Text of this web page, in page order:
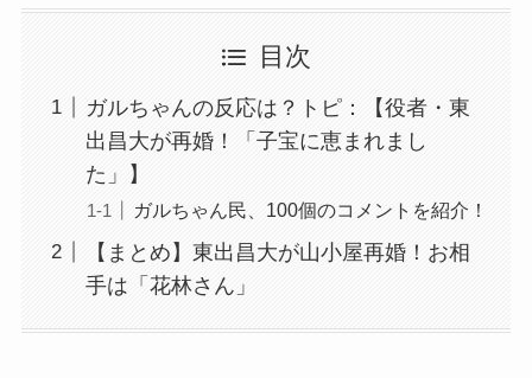
目次
ガルちゃんの反応は？トピ：【役者・東
出昌大が再婚！「子宝に恵まれまし
た」】
ガルちゃん民、100個のコメントを紹介！
【まとめ】東出昌大が山小屋再婚！お相
手は「花林さん」